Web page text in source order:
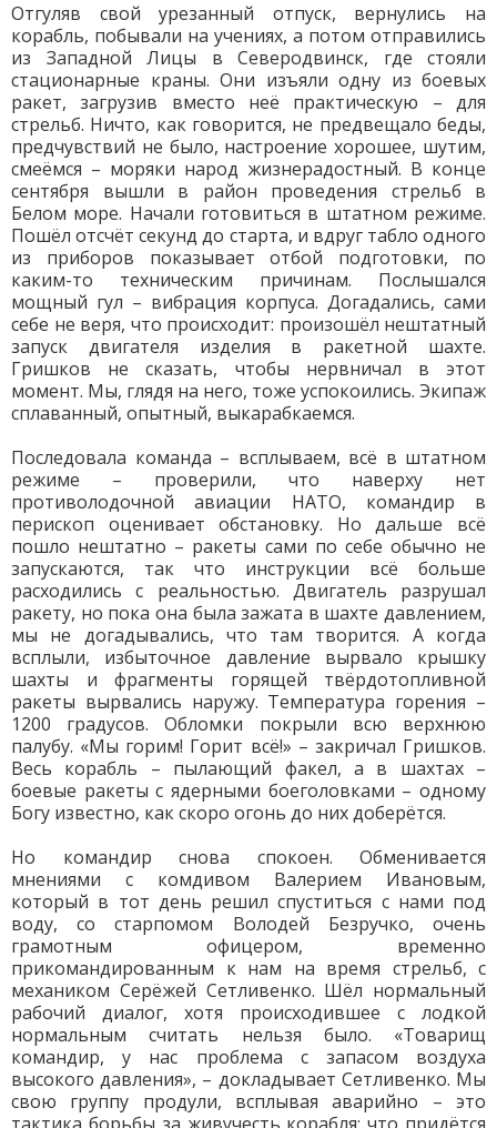
Отгуляв свой урезанный отпуск, вернулись на
корабль, побывали на учениях, а потом отправились
из Западной Лицы в Северодвинск, где стояли
стационарные краны. Они изъяли одну из боевых
ракет, загрузив вместо неё практическую – для
стрельб. Ничто, как говорится, не предвещало беды,
предчувствий не было, настроение хорошее, шутим,
смеёмся – моряки народ жизнерадостный. В конце
сентября вышли в район проведения стрельб в
Белом море. Начали готовиться в штатном режиме.
Пошёл отсчёт секунд до старта, и вдруг табло одного
из приборов показывает отбой подготовки, по
каким-то техническим причинам. Послышался
мощный гул – вибрация корпуса. Догадались, сами
себе не веря, что происходит: произошёл нештатный
запуск двигателя изделия в ракетной шахте.
Гришков не сказать, чтобы нервничал в этот
момент. Мы, глядя на него, тоже успокоились. Экипаж
сплаванный, опытный, выкарабкаемся.
Последовала команда – всплываем, всё в штатном
режиме – проверили, что наверху нет
противолодочной авиации НАТО, командир в
перископ оценивает обстановку. Но дальше всё
пошло нештатно – ракеты сами по себе обычно не
запускаются, так что инструкции всё больше
расходились с реальностью. Двигатель разрушал
ракету, но пока она была зажата в шахте давлением,
мы не догадывались, что там творится. А когда
всплыли, избыточное давление вырвало крышку
шахты и фрагменты горящей твёрдотопливной
ракеты вырвались наружу. Температура горения –
1200 градусов. Обломки покрыли всю верхнюю
палубу. «Мы горим! Горит всё!» – закричал Гришков.
Весь корабль – пылающий факел, а в шахтах –
боевые ракеты с ядерными боеголовками – одному
Богу известно, как скоро огонь до них доберётся.
Но командир снова спокоен. Обменивается
мнениями с комдивом Валерием Ивановым,
который в тот день решил спуститься с нами под
воду, со старпомом Володей Безручко, очень
грамотным офицером, временно
прикомандированным к нам на время стрельб, с
механиком Серёжей Сетливенко. Шёл нормальный
рабочий диалог, хотя происходившее с лодкой
нормальным считать нельзя было. «Товарищ
командир, у нас проблема с запасом воздуха
высокого давления», – докладывает Сетливенко. Мы
свою группу продули, всплывая аварийно – это